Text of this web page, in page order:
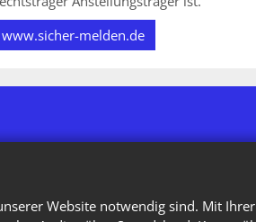
Website notwendig sind. Mit Ihrer
www.sicher-melden.de